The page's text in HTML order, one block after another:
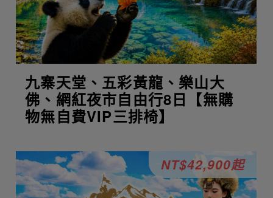
九寨天堂、五彩黃龍、樂山大
佛、網紅夜市自由行8日【無購
物無自費VIP三排椅】
NT$42,900起